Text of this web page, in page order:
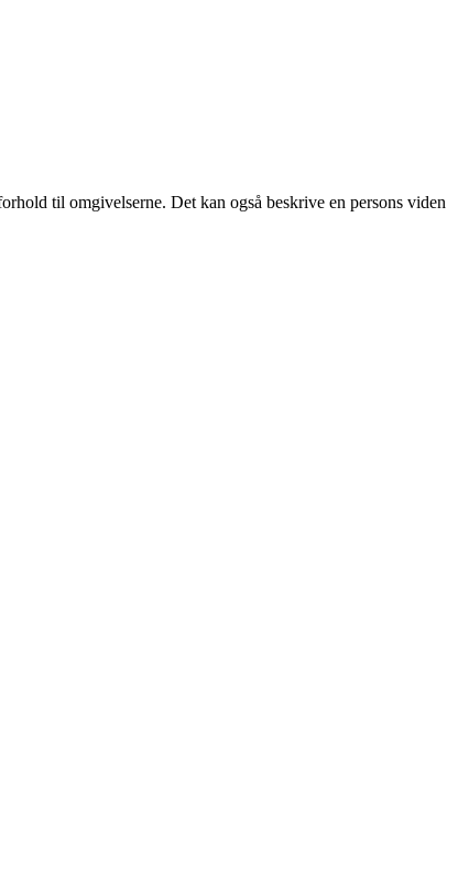
til omgivelserne. Det kan også beskrive en persons viden